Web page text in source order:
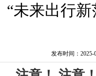
“未来出行
发布时间：